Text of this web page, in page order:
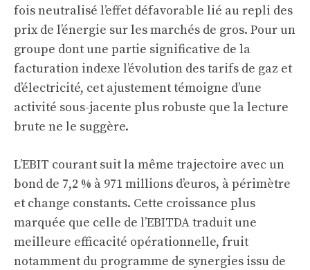
fois neutralisé l’effet défavorable lié au repli des
prix de l’énergie sur les marchés de gros. Pour un
groupe dont une partie significative de la
facturation indexe l’évolution des tarifs de gaz et
d’électricité, cet ajustement témoigne d’une
activité sous-jacente plus robuste que la lecture
brute ne le suggère.
L’EBIT courant suit la même trajectoire avec un
bond de 7,2 % à 971 millions d’euros, à périmètre
et change constants. Cette croissance plus
marquée que celle de l’EBITDA traduit une
meilleure efficacité opérationnelle, fruit
notamment du programme de synergies issu de